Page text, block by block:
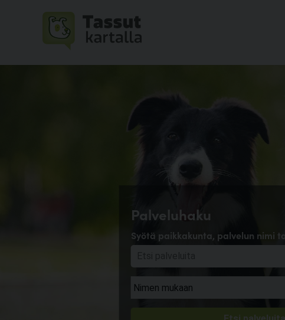
Palveluhaku
Syötä paikkakunta, palvelun nimi